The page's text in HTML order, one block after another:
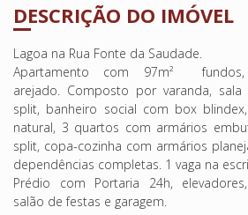
DESCRIÇÃO DO IMÓVEL
Lagoa na Rua Fonte da Saudade.
Apartamento com 97m²
arejado. Composto por varanda,
split, banheiro social com box
natural, 3 quartos com armários
split, copa-cozinha com armários
dependências completas. 1 vaga na
Prédio com Portaria 24h,
salão de festas e garagem.